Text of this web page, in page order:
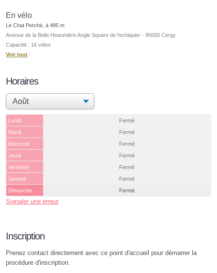
En vélo
Le Chat Perché, à 485 m
Avenue de la Belle Heaumière Angle Square de l'echiquier - 95000 Cergy
Capacité : 16 vélos
Voir tout
Horaires
Lundi
Fermé
Mardi
Fermé
Mercredi
Fermé
Jeudi
Fermé
Vendredi
Fermé
Samedi
Fermé
Dimanche
Fermé
Signaler une erreur
Inscription
Prenez contact directement avec ce point d'accueil pour démarrer la
procédure d'inscription.